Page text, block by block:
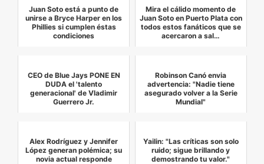
Juan Soto está a punto de
unirse a Bryce Harper en los
Phillies si cumplen éstas
condiciones
Mira el cálido momento de
Juan Soto en Puerto Plata con
todos estos fanáticos que se
acercaron a sal…
CEO de Blue Jays PONE EN
DUDA el 'talento
generacional' de Vladimir
Guerrero Jr.
Robinson Canó envia
advertencia: "Nadie tiene
asegurado volver a la Serie
Mundial"
Alex Rodríguez y Jennifer
López generan polémica; su
novia actual responde
Yailin: "Las críticas son solo
ruido; sigue brillando y
demostrando tu valor."